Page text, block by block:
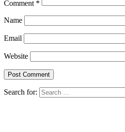
Comment *
Name
Email
Website
Search for: